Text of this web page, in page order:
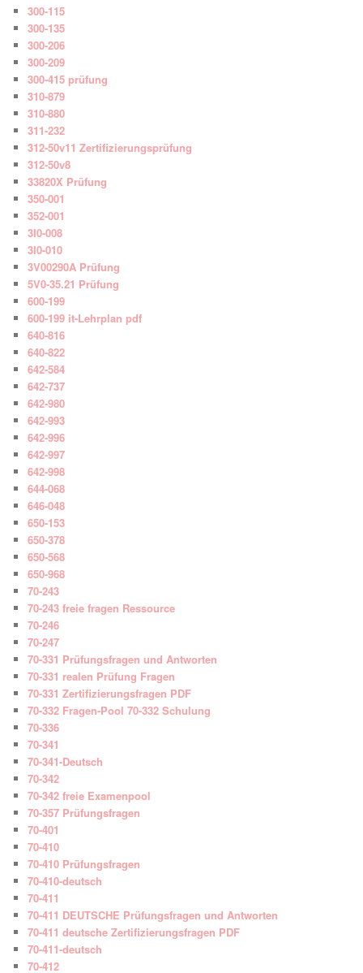
300-115
300-135
300-206
300-209
300-415 prüfung
310-879
310-880
311-232
312-50v11 Zertifizierungsprüfung
312-50v8
33820X Prüfung
350-001
352-001
3I0-008
3I0-010
3V00290A Prüfung
5V0-35.21 Prüfung
600-199
600-199 it-Lehrplan pdf
640-816
640-822
642-584
642-737
642-980
642-993
642-996
642-997
642-998
644-068
646-048
650-153
650-378
650-568
650-968
70-243
70-243 freie fragen Ressource
70-246
70-247
70-331 Prüfungsfragen und Antworten
70-331 realen Prüfung Fragen
70-331 Zertifizierungsfragen PDF
70-332 Fragen-Pool 70-332 Schulung
70-336
70-341
70-341-Deutsch
70-342
70-342 freie Examenpool
70-357 Prüfungsfragen
70-401
70-410
70-410 Prüfungsfragen
70-410-deutsch
70-411
70-411 DEUTSCHE Prüfungsfragen und Antworten
70-411 deutsche Zertifizierungsfragen PDF
70-411-deutsch
70-412